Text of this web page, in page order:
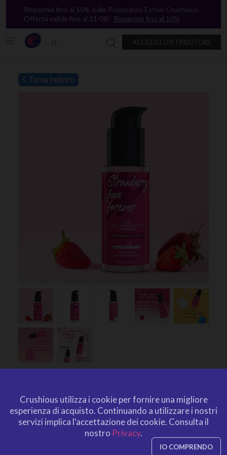
`
Risparmia fino al 10% sulle Promozioni Estive Crushious.
Offerta valida fino al 31/08! Risparmia fino al 10%
IT ACCESSO DISTRIBUTORE
Ricerca in Crushious
Torna indietro
AROMATIZZATO ALLA
FRAGOLA 50 ML CRUSHIOUS
CRUSHIOUS
EAN: 799632354833
Crushious utilizza i cookie per fornire una migliore
esperienza di acquisto. Continuando a utilizzare i nostri
servizi implica l'accettazione dei cookie. Consulta il
nostro Privacy.
IO COMPRENDO